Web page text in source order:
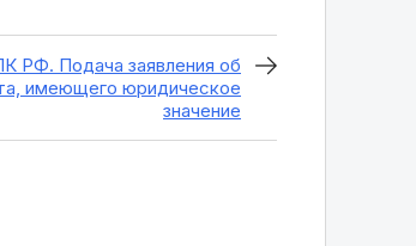
РФ. Подача заявления об
имеющего юридическое
значение